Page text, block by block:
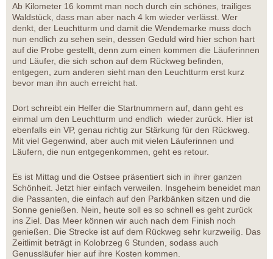
Ab Kilometer 16 kommt man noch durch ein schönes, trailiges
Waldstück, dass man aber nach 4 km wieder verlässt. Wer
denkt, der Leuchtturm und damit die Wendemarke muss doch
nun endlich zu sehen sein, dessen Geduld wird hier schon hart
auf die Probe gestellt, denn zum einen kommen die Läuferinnen
und Läufer, die sich schon auf dem Rückweg befinden,
entgegen, zum anderen sieht man den Leuchtturm erst kurz
bevor man ihn auch erreicht hat.
Dort schreibt ein Helfer die Startnummern auf, dann geht es
einmal um den Leuchtturm und endlich wieder zurück. Hier ist
ebenfalls ein VP, genau richtig zur Stärkung für den Rückweg.
Mit viel Gegenwind, aber auch mit vielen Läuferinnen und
Läufern, die nun entgegenkommen, geht es retour.
Es ist Mittag und die Ostsee präsentiert sich in ihrer ganzen
Schönheit. Jetzt hier einfach verweilen. Insgeheim beneidet man
die Passanten, die einfach auf den Parkbänken sitzen und die
Sonne genießen. Nein, heute soll es so schnell es geht zurück
ins Ziel. Das Meer können wir auch nach dem Finish noch
genießen. Die Strecke ist auf dem Rückweg sehr kurzweilig. Das
Zeitlimit beträgt in Kolobrzeg 6 Stunden, sodass auch
Genussläufer hier auf ihre Kosten kommen.